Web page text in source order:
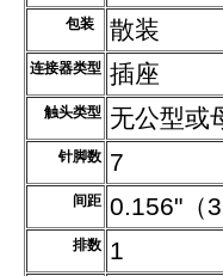
包装 散装
连接器类型 插座
触头类型 无公型或
针脚数 7
间距 0.156"（
排数 1